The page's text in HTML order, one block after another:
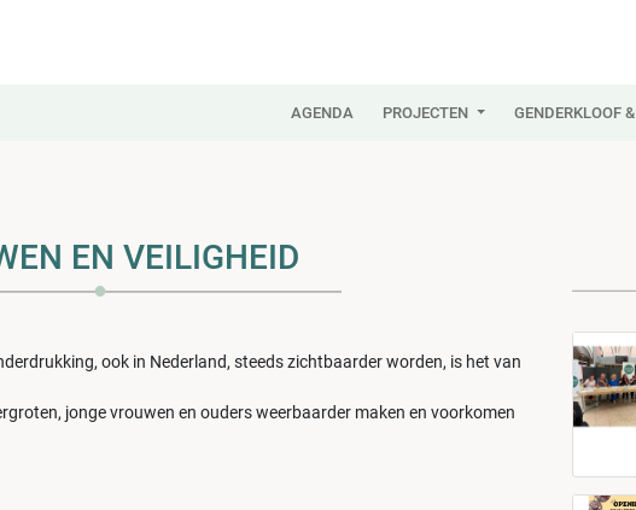
AGENDA PROJECTEN GENDERKLOOF &
EN VEILIGHEID
ook in Nederland, steeds zichtbaarder worden, is het van
jonge vrouwen en ouders weerbaarder maken en voorkomen